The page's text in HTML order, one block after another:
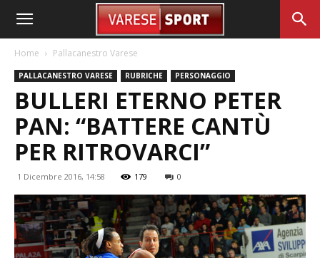
Home Pallacanestro Varese
PALLACANESTRO VARESE RUBRICHE PERSONAGGIO
BULLERI ETERNO PETER
PAN: “BATTERE CANTÙ
PER RITROVARCI”
1 Dicembre 2016, 14:58 179 0